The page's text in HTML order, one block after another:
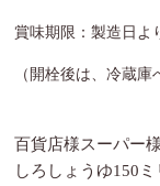
賞味期限：製造日よ
（開栓後は、冷蔵庫
百貨店様スーパー
しろしょうゆ150